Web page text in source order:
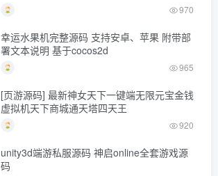
970
幸运水果机完整源码 支持安卓、苹果 附带部
署文本说明 基于cocos2d
965
[页游源码] 最新神女天下一键端无限元宝金钱
虚拟机天下商城通天塔四天王
920
unity3d端游私服源码 神启online全套游戏源
码